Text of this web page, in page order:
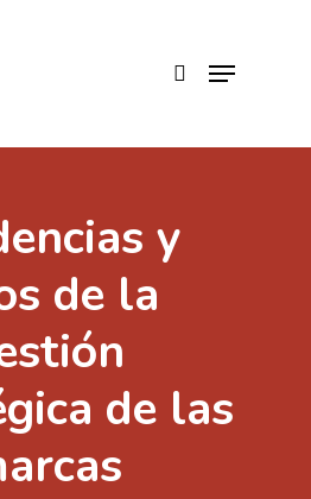
Menu
y
de la
de las